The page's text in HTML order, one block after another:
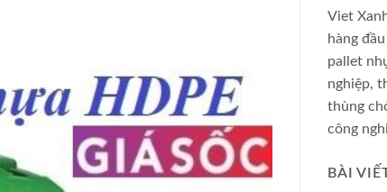
Viet
hàng
pallet
nghiệp,
thùng
công
BÀI